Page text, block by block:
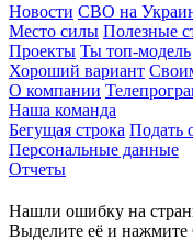
Новости СВО на
Место силы Полезные
Проекты Ты топ-модель
Хороший вариант
О компании
Наша команда
Бегущая строка Подать
Персональные данные
Отчеты
Нашли ошибку на
Выделите её и нажмите